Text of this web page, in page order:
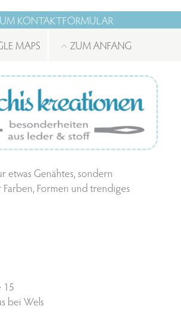
KONTAKTFORMULAR
MAPS
ZUM ANFANG
etwas Genähtes, sondern
Formen und trendiges
15
bei Wels